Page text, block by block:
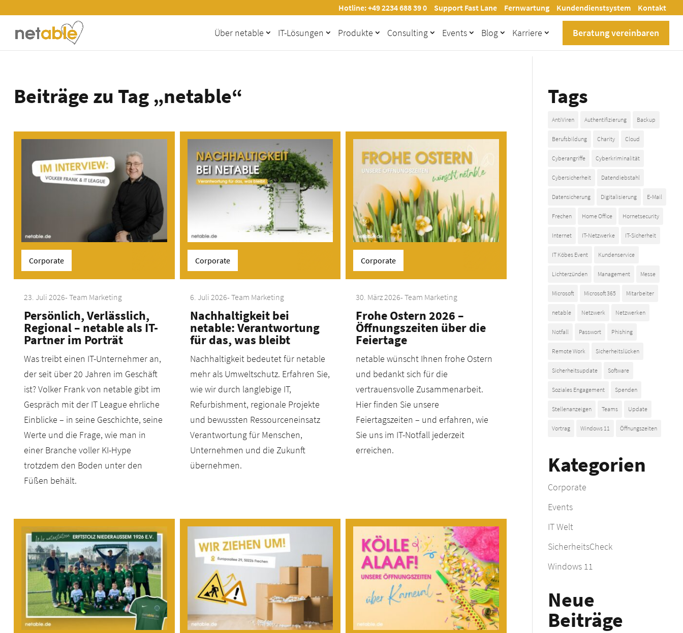
Hotline: +49 2234 688 39 0 Support Fast Lane Fernwartung Kundendienstsystem Kontakt
Beratung vereinbaren
Über netable IT-Lösungen Produkte Consulting Events Blog Karriere
Beiträge zu Tag „netable“
Corporate
23. Juli 2026- Team Marketing
Persönlich, Verlässlich,
Regional – netable als IT-
Partner im Porträt
Was treibt einen IT-Unternehmer an,
der seit über 20 Jahren im Geschäft
ist? Volker Frank von netable gibt im
Gespräch mit der IT League ehrliche
Einblicke – in seine Geschichte, seine
Werte und die Frage, wie man in
einer Branche voller KI-Hype
trotzdem den Boden unter den
Füßen behält.
Corporate
6. Juli 2026- Team Marketing
Nachhaltigkeit bei
netable: Verantwortung
für das, was bleibt
Nachhaltigkeit bedeutet für netable
mehr als Umweltschutz. Erfahren Sie,
wie wir durch langlebige IT,
Refurbishment, regionale Projekte
und bewussten Ressourceneinsatz
Verantwortung für Menschen,
Unternehmen und die Zukunft
übernehmen.
Corporate
30. März 2026- Team Marketing
Frohe Ostern 2026 –
Öffnungszeiten über die
Feiertage
netable wünscht Ihnen frohe Ostern
und bedankt sich für die
vertrauensvolle Zusammenarbeit.
Hier finden Sie unsere
Feiertagszeiten – und erfahren, wie
Sie uns im IT-Notfall jederzeit
erreichen.
Tags
AntiViren Authentifizierung Backup
Berufsbildung Charity Cloud
Cyberangriffe Cyberkriminalität
Cybersicherheit Datendiebstahl
Datensicherung Digitalisierung E-Mail
Frechen Home Office Hornetsecurity
Internet IT-Netzwerke IT-Sicherheit
IT Köbes Event Kundenservice
Lichterzünden Management Messe
Microsoft Microsoft 365 Mitarbeiter
netable Netzwerk Netzwerken
Notfall Passwort Phishing
Remote Work Sicherheitslücken
Sicherheitsupdate Software
Soziales Engagement Spenden
Stellenanzeigen Teams Update
Vortrag Windows 11 Öffnungszeiten
Kategorien
Corporate
Events
IT Welt
SicherheitsCheck
Windows 11
Neue
Beiträge